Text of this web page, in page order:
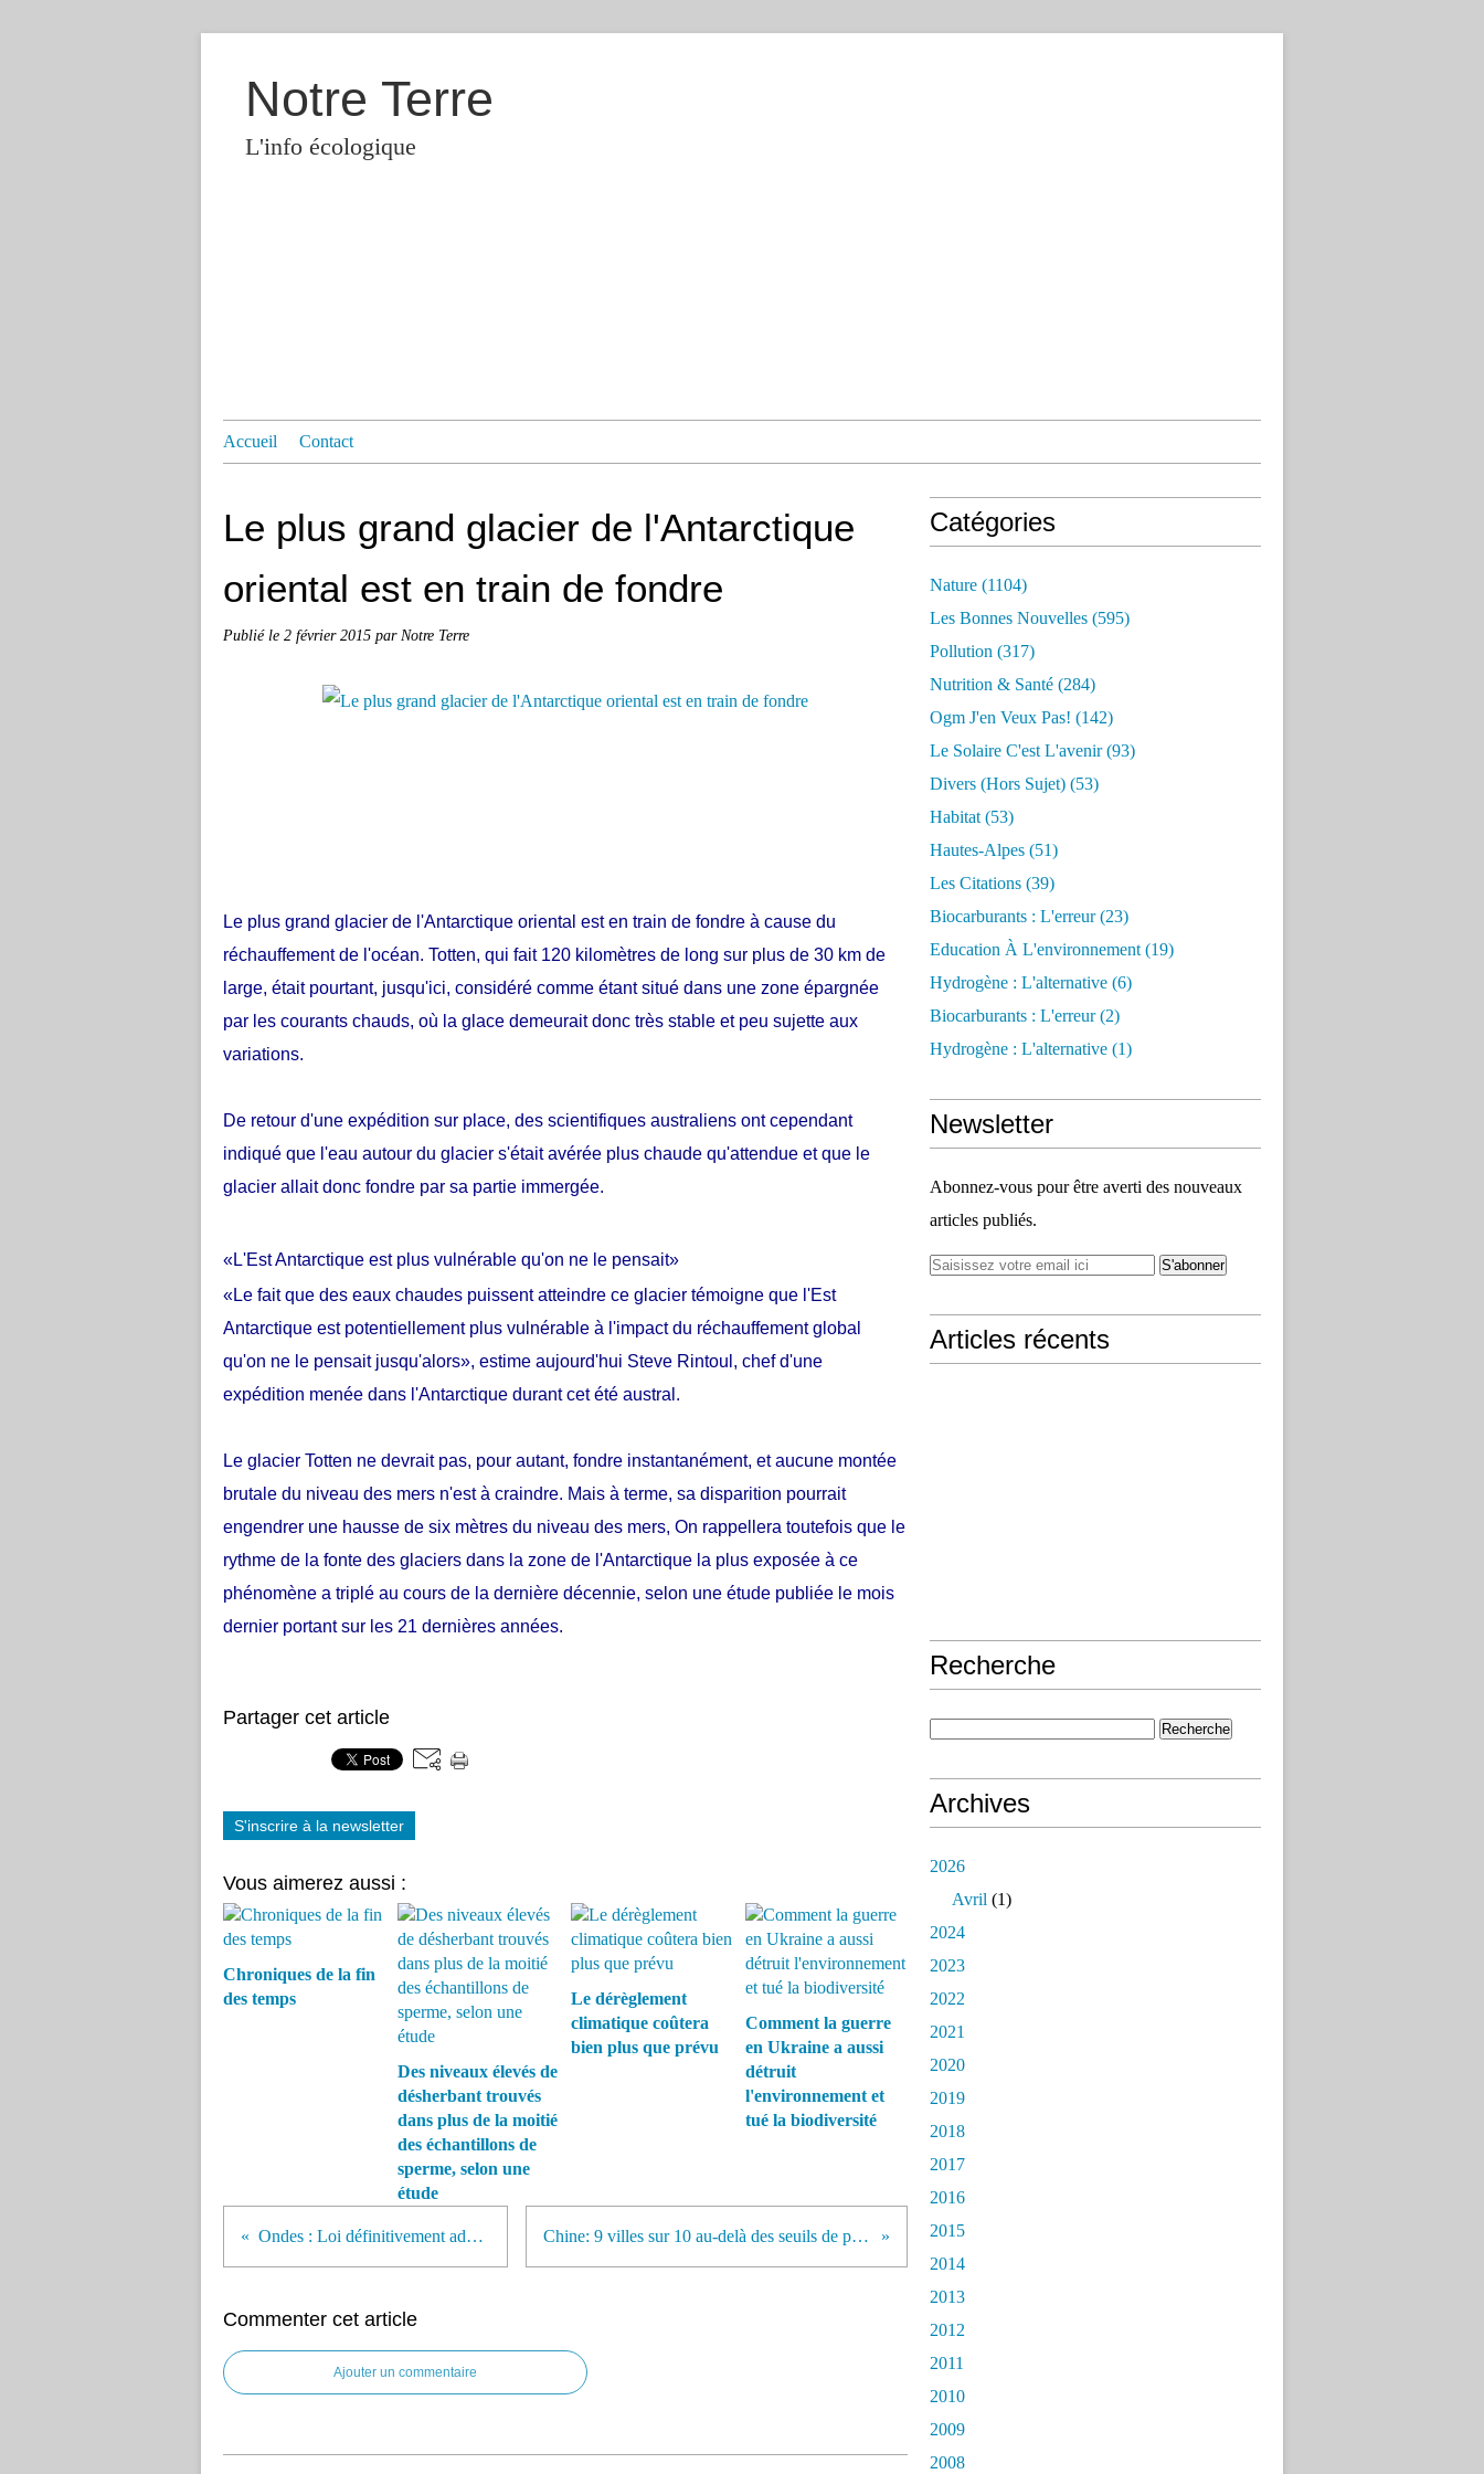
Notre Terre
L'info écologique
Accueil Contact
Le plus grand glacier de l'Antarctique
oriental est en train de fondre
Publié le 2 février 2015 par Notre Terre
Le plus grand glacier de l'Antarctique oriental est en train de fondre à cause du
réchauffement de l'océan. Totten, qui fait 120 kilomètres de long sur plus de 30 km de
large, était pourtant, jusqu'ici, considéré comme étant situé dans une zone épargnée
par les courants chauds, où la glace demeurait donc très stable et peu sujette aux
variations.
De retour d'une expédition sur place, des scientifiques australiens ont cependant
indiqué que l'eau autour du glacier s'était avérée plus chaude qu'attendue et que le
glacier allait donc fondre par sa partie immergée.
«L'Est Antarctique est plus vulnérable qu'on ne le pensait»
«Le fait que des eaux chaudes puissent atteindre ce glacier témoigne que l'Est
Antarctique est potentiellement plus vulnérable à l'impact du réchauffement global
qu'on ne le pensait jusqu'alors», estime aujourd'hui Steve Rintoul, chef d'une
expédition menée dans l'Antarctique durant cet été austral.
Le glacier Totten ne devrait pas, pour autant, fondre instantanément, et aucune montée
brutale du niveau des mers n'est à craindre. Mais à terme, sa disparition pourrait
engendrer une hausse de six mètres du niveau des mers, On rappellera toutefois que le
rythme de la fonte des glaciers dans la zone de l'Antarctique la plus exposée à ce
phénomène a triplé au cours de la dernière décennie, selon une étude publiée le mois
dernier portant sur les 21 dernières années.
Partager cet article
S'inscrire à la newsletter
Vous aimerez aussi :
Chroniques de la fin
des temps
Des niveaux élevés de
désherbant trouvés
dans plus de la moitié
des échantillons de
sperme, selon une
étude
Le dérèglement
climatique coûtera
bien plus que prévu
Comment la guerre
en Ukraine a aussi
détruit
l'environnement et
tué la biodiversité
Ondes : Loi définitivement adoptée ! Chine: 9 villes sur 10 au-delà des seuils de pollution
Commenter cet article
Ajouter un commentaire
Catégories
Nature (1104)
Les Bonnes Nouvelles (595)
Pollution (317)
Nutrition & Santé (284)
Ogm J'en Veux Pas! (142)
Le Solaire C'est L'avenir(93)
Divers (hors Sujet) (53)
Habitat (53)
Hautes-Alpes (51)
Les Citations (39)
Biocarburants : L'erreur(23)
Education À L'environnement (19)
Hydrogène : L'alternative (6)
Biocarburants : L'erreur(2)
Hydrogène : L'alternative (1)
Newsletter
Abonnez-vous pour être averti des nouveaux
articles publiés.
Articles récents
Recherche
Archives
2026
Avril (1)
2024
2023
2022
2021
2020
2019
2018
2017
2016
2015
2014
2013
2012
2011
2010
2009
2008